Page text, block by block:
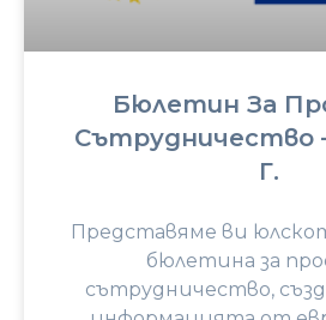
Бюлетин За
Сътрудничество
Г.
Представяме ви
бюлетина за
сътрудничество,